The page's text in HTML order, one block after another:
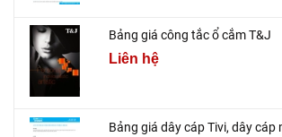
Bảng giá công tắc ổ cắm T&J
Liên hệ
Bảng giá dây cáp Tivi, dây cáp